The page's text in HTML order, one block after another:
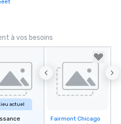
à vos besoins
actuel
Removed from
Fairmont Chicago